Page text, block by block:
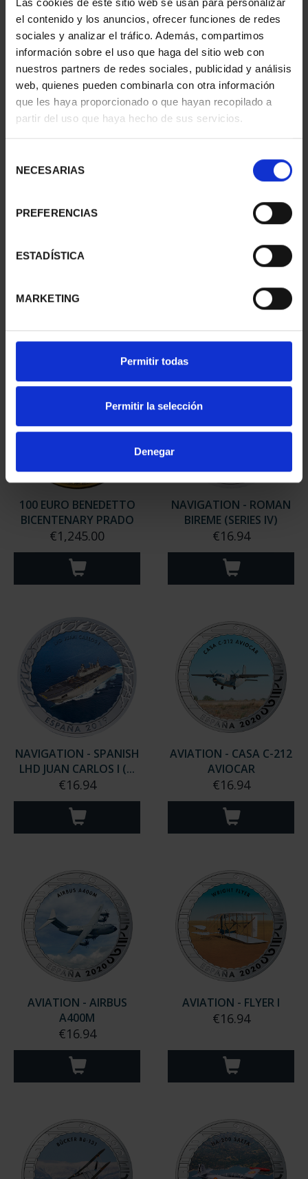
Las cookies de este sitio web se usan para personalizar
el contenido y los anuncios, ofrecer funciones de redes
sociales y analizar el tráfico. Además, compartimos
información sobre el uso que haga del sitio web con
nuestros partners de redes sociales, publicidad y análisis
web, quienes pueden combinarla con otra información
que les haya proporcionado o que hayan recopilado a
partir del uso que haya hecho de sus servicios.
NECESARIAS
PREFERENCIAS
ESTADÍSTICA
MARKETING
Permitir todas
Permitir la selección
Denegar
SAMPAN (SERIES II)
€16.94
TRIREME (SERIES II)
€16.94
BICENTENARY PRADO
BICENTENARY OF THE
€1,245.00
100 EURO BENEDETTO
BICENTENARY PRADO
€1,245.00
NAVIGATION - ROMAN
BIREME (SERIES IV)
€16.94
NAVIGATION - SPANISH
LHD JUAN CARLOS I (...
€16.94
AVIATION - CASA C-212
AVIOCAR
€16.94
AVIATION - AIRBUS
A400M
€16.94
AVIATION - FLYER I
€16.94